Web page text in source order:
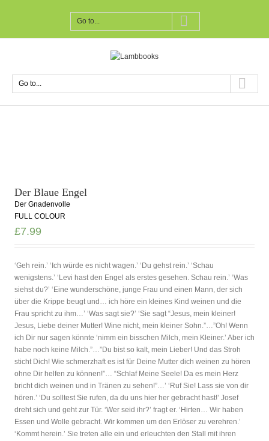
Go to...
Go to...
Der Blaue Engel
Der Gnadenvolle
FULL COLOUR
£7.99
‘Geh rein.’ ‘Ich würde es nicht wagen.’ ‘Du gehst rein.’ ‘Schau
wenigstens.’ ‘Levi hast den Engel als erstes gesehen. Schau rein.’ ‘Was
siehst du?’ ‘Eine wunderschöne, junge Frau und einen Mann, der sich
über die Krippe beugt und… ich höre ein kleines Kind weinen und die
Frau spricht zu ihm…’ ‘Was sagt sie?’ ‘Sie sagt “Jesus, mein kleiner!
Jesus, Liebe deiner Mutter! Wine nicht, mein kleiner Sohn.”…”Oh! Wenn
ich Dir nur sagen könnte ‘nimm ein bisschen Milch, mein Kleiner.’ Aber ich
habe noch keine Milch.”…”Du bist so kalt, mein Lieber! Und das Stroh
sticht Dich! Wie schmerzhaft es ist für Deine Mutter dich weinen zu hören
ohne Dir helfen zu können!”… “Schlaf Meine Seele! Da es mein Herz
bricht dich weinen und in Tränen zu sehen!”…’ ‘Ruf Sie! Lass sie von dir
hören.’ ‘Du solltest Sie rufen, da du uns hier her gebracht hast!’ Josef
dreht sich und geht zur Tür. ‘Wer seid ihr?’ fragt er. ‘Hirten… Wir haben
Essen und Wolle gebracht. Wir kommen um den Erlöser zu verehren.’
‘Kommt herein.’ Sie treten alle ein und erleuchten den Stall mit ihren